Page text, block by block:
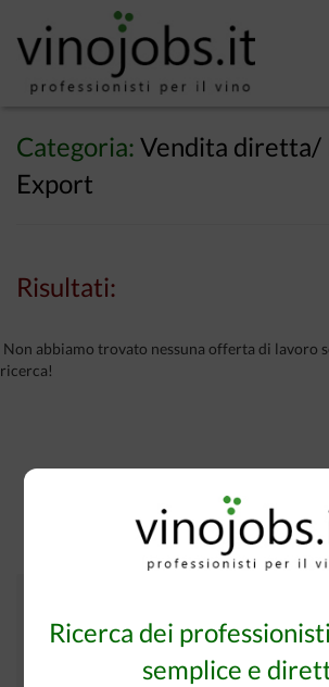
Categoria: Vendita diretta/
Export
Risultati:
Non abbiamo trovato nessuna offerta di lavoro
ricerca!
Cerco lavoro nel settore del vino
Ricerca dei
semplice e